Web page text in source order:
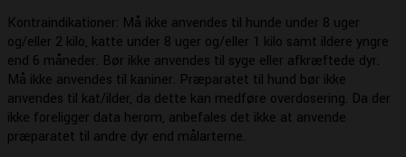
Kontraindikationer: Må ikke anvendes til hunde under 8 uger
og/eller 2 kilo, katte under 8 uger og/eller 1 kilo samt ildere yngre
end 6 måneder. Bør ikke anvendes til syge eller afkræftede dyr.
Må ikke anvendes til kaniner. Præparatet til hund bør ikke
anvendes til kat/ilder, da dette kan medføre overdosering. Da der
ikke foreligger data herom, anbefales det ikke at anvende
præparatet til andre dyr end målarterne.